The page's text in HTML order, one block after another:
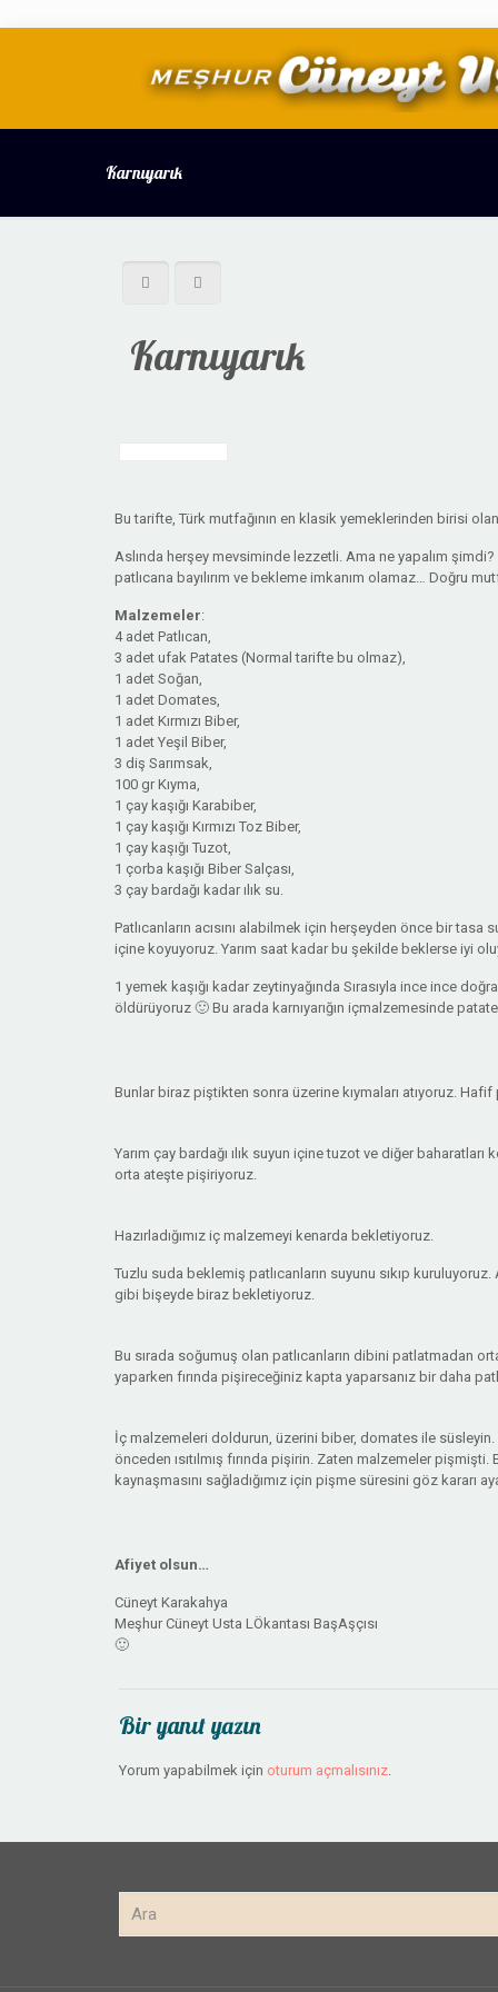
Karnıyarık
Karnıyarık
Bu tarifte, Türk mutfağının en klasik yemeklerinden birisi olan
Aslında herşey mevsiminde lezzetli. Ama ne yapalım
patlıcana bayılırım ve bekleme imkanım olamaz… Doğru
Malzemeler:
4 adet Patlıcan,
3 adet ufak Patates (Normal tarifte bu olmaz),
1 adet Soğan,
1 adet Domates,
1 adet Kırmızı Biber,
1 adet Yeşil Biber,
3 diş Sarımsak,
100 gr Kıyma,
1 çay kaşığı Karabiber,
1 çay kaşığı Kırmızı Toz Biber,
1 çay kaşığı Tuzot,
1 çorba kaşığı Biber Salçası,
3 çay bardağı kadar ılık su.
Patlıcanların acısını alabilmek için herşeyden önce bir
içine koyuyoruz. Yarım saat kadar bu şekilde beklerse iyi
1 yemek kaşığı kadar zeytinyağında Sırasıyla ince ince
öldürüyoruz 🙂 Bu arada karnıyarığın içmalzemesinde
Bunlar biraz piştikten sonra üzerine kıymaları atıyoruz.
Yarım çay bardağı ılık suyun içine tuzot ve diğer
orta ateşte pişiriyoruz.
Hazırladığımız iç malzemeyi kenarda bekletiyoruz.
Tuzlu suda beklemiş patlıcanların suyunu sıkıp kuruluyoruz.
gibi bişeyde biraz bekletiyoruz.
Bu sırada soğumuş olan patlıcanların dibini patlatmadan
yaparken fırında pişireceğiniz kapta yaparsanız bir daha
İç malzemeleri doldurun, üzerini biber, domates ile süsleyin.
önceden ısıtılmış fırında pişirin. Zaten malzemeler
kaynaşmasını sağladığımız için pişme süresini göz kararı
Afiyet olsun…
Cüneyt Karakahya
Meşhur Cüneyt Usta LÖkantası BaşAşçısı
🙂
Bir yanıt yazın
Yorum yapabilmek için oturum açmalısınız.